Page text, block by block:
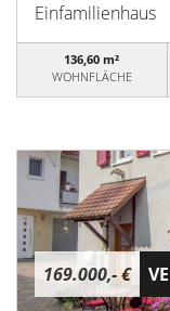
Einfamilienhaus
136,60 m²
WOHNFLÄCHE
169.000,- €